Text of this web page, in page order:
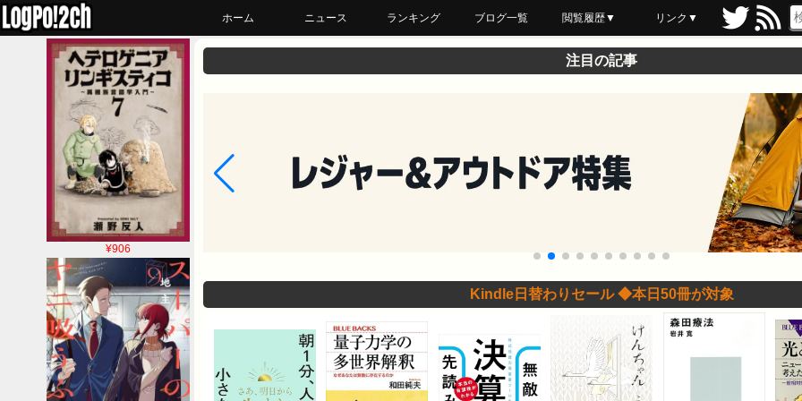
ホーム ニュース ランキング ブログ一覧 閲覧履歴▼
最近読んだ
あとで読む
ブックマーク
リンク▼
¥906
注目の記事
Kindle日替わりセール ◆本日50冊が対象